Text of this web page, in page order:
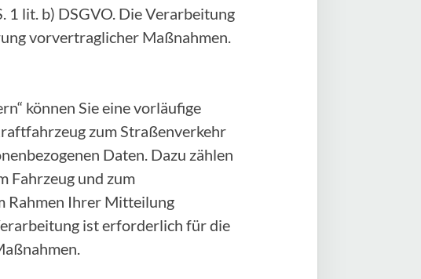
1 lit. b) DSGVO. Die Verarbeitung
vorvertraglicher Maßnahmen.
können Sie eine vorläufige
zum Straßenverkehr
Daten. Dazu zählen
Fahrzeug und zum
Rahmen Ihrer Mitteilung
ist erforderlich für die